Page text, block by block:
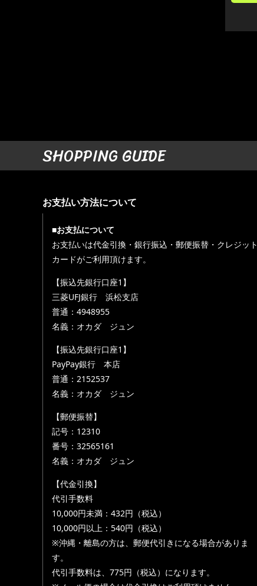
SHOPPING GUIDE
お支払い方法について
■お支払について
お支払いは代金引換・銀行振込・郵便振替・クレジット
カードがご利用頂けます。
【振込先銀行口座1】
三菱UFJ銀行 浜松支店
普通：4948955
名義：オカダ ジュン
【振込先銀行口座1】
PayPay銀行 本店
普通：2152537
名義：オカダ ジュン
【郵便振替】
記号：12310
番号：32565161
名義：オカダ ジュン
【代金引換】
代引手数料
10,000円未満：432円（税込）
10,000円以上：540円（税込）
※沖縄・離島の方は、郵便代引きになる場合がありま
す。
代引手数料は、775円（税込）になります。